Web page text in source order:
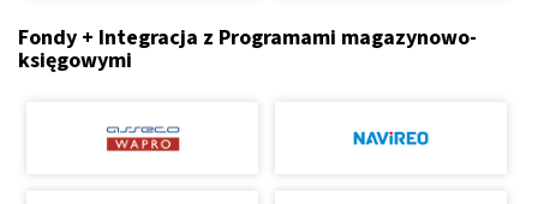
Fondy + Integracja z Programami magazynowo-
księgowymi